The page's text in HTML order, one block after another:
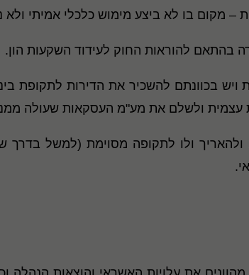
– מקום בו לא ביצע מימוש כלכלי אמיתי ולא
בהתאם להוראות החוק לעידוד השקעות הון.
בכוונתם להשכיר את הדירות לתקופת